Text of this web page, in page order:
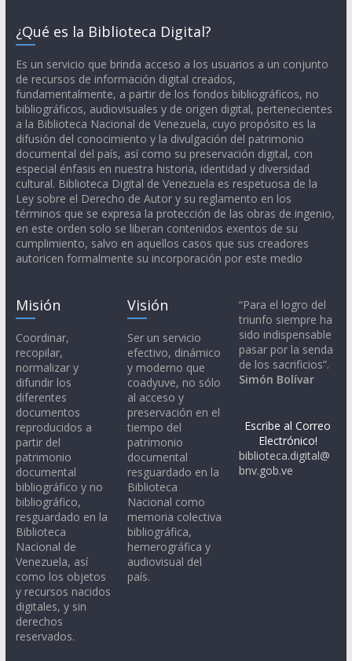
¿Qué es la Biblioteca Digital?
Es un servicio que brinda acceso a los usuarios a un conjunto
de recursos de información digital creados,
fundamentalmente, a partir de los fondos bibliográficos, no
bibliográficos, audiovisuales y de origen digital, pertenecientes
a la Biblioteca Nacional de Venezuela, cuyo propósito es la
difusión del conocimiento y la divulgación del patrimonio
documental del país, así como su preservación digital, con
especial énfasis en nuestra historia, identidad y diversidad
cultural. Biblioteca Digital de Venezuela es respetuosa de la
Ley sobre el Derecho de Autor y su reglamento en los
términos que se expresa la protección de las obras de ingenio,
en este orden solo se liberan contenidos exentos de su
cumplimiento, salvo en aquellos casos que sus creadores
autoricen formalmente su incorporación por este medio
Misión
Coordinar,
recopilar,
normalizar y
difundir los
diferentes
documentos
reproducidos a
partir del
patrimonio
documental
bibliográfico y no
bibliográfico,
resguardado en la
Biblioteca
Nacional de
Venezuela, así
como los objetos
y recursos nacidos
digitales, y sin
derechos
reservados.
Visión
Ser un servicio
efectivo, dinámico
y moderno que
coadyuve, no sólo
al acceso y
preservación en el
tiempo del
patrimonio
documental
resguardado en la
Biblioteca
Nacional como
memoria colectiva
bibliográfica,
hemerográfica y
audiovisual del
país.
“Para el logro del
triunfo siempre ha
sido indispensable
pasar por la senda
de los sacrificios”.
Simón Bolívar
Escribe al Correo
Electrónico!
biblioteca.digital@
bnv.gob.ve